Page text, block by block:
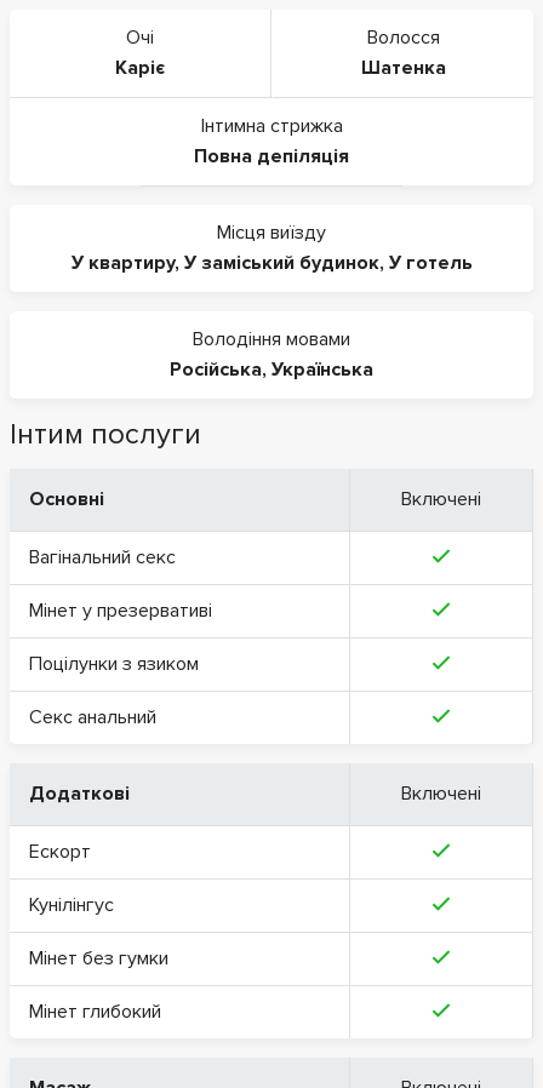
Очі
Каріє
Волосся
Шатенка
Інтимна стрижка
Повна депіляція
Місця виїзду
У квартиру, У заміський будинок, У готель
Володіння мовами
Російська, Українська
Інтим послуги
Основні Включені
Вагінальний секс
Мінет у презервативі
Поцілунки з язиком
Секс анальний
Додаткові Включені
Ескорт
Кунілінгус
Мінет без гумки
Мінет глибокий